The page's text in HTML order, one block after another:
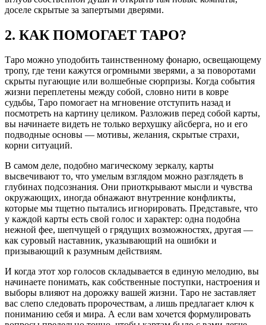
доселе скрытые за запертыми дверями.
2. КАК ПОМОГАЕТ ТАРО?
Таро можно уподобить таинственному фонарю, освещающему
тропу, где тени кажутся огромными зверями, а за поворотами
скрыты пугающие или волшебные сюрпризы. Когда события
жизни переплетены между собой, словно нити в ковре
судьбы, Таро помогает на мгновение отступить назад и
посмотреть на картину целиком. Разложив перед собой карты,
вы начинаете видеть не только верхушку айсберга, но и его
подводные основы — мотивы, желания, скрытые страхи,
корни ситуаций.
В самом деле, подобно магическому зеркалу, карты
высвечивают то, что умелым взглядом можно разглядеть в
глубинах подсознания. Они приоткрывают мысли и чувства
окружающих, иногда обнажают внутренние конфликты,
которые мы тщетно пытались игнорировать. Представьте, что
у каждой карты есть свой голос и характер: одна подобна
нежной фее, шепчущей о грядущих возможностях, другая —
как суровый наставник, указывающий на ошибки и
призывающий к разумным действиям.
И когда этот хор голосов складывается в единую мелодию, вы
начинаете понимать, как собственные поступки, настроения и
выборы влияют на дорожку вашей жизни. Таро не заставляет
вас слепо следовать пророчествам, а лишь предлагает ключ к
пониманию себя и мира. А если вам хочется формулировать